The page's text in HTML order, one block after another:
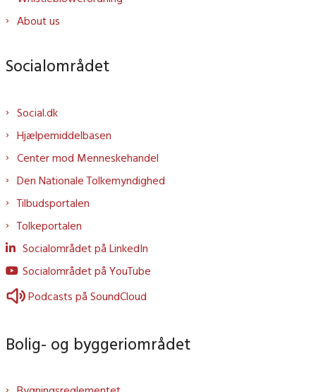
About us
Socialområdet
Social.dk
Hjælpemiddelbasen
Center mod Menneskehandel
Den Nationale Tolkemyndighed
Tilbudsportalen
Tolkeportalen
Socialområdet på LinkedIn
Socialområdet på YouTube
Podcasts på SoundCloud
Bolig- og byggeriområdet